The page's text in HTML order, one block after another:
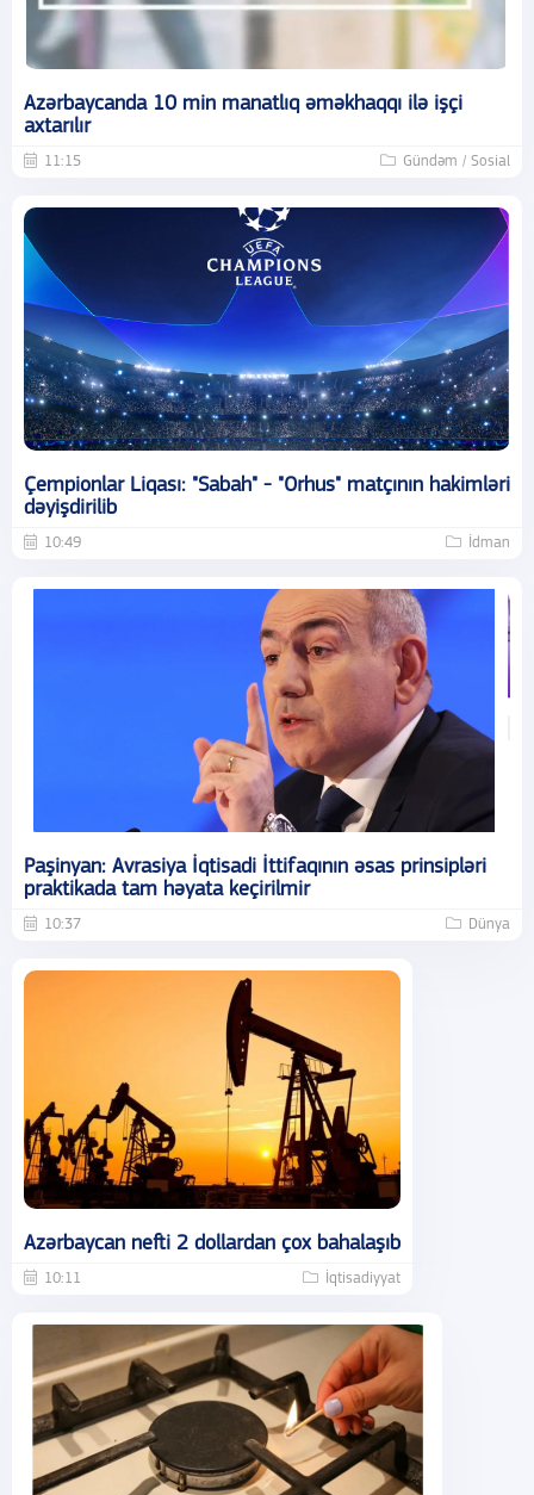
Azərbaycanda 10 min manatlıq əməkhaqqı ilə işçi
axtarılır
11:15 Gündəm / Sosial
Çempionlar Liqası: "Sabah" - "Orhus" matçının hakimləri
dəyişdirilib
10:49 İdman
Paşinyan: Avrasiya İqtisadi İttifaqının əsas prinsipləri
praktikada tam həyata keçirilmir
10:37 Dünya
Azərbaycan nefti 2 dollardan çox bahalaşıb
10:11 İqtisadiyyat